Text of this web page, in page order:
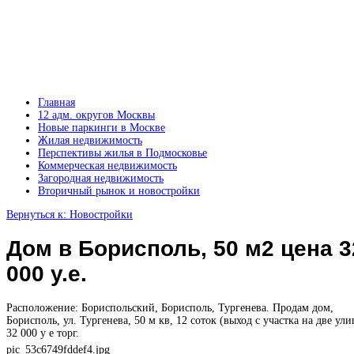
Главная
12 адм. округов Москвы
Новые паркинги в Москве
Жилая недвижимость
Перспективы жилья в Подмосковье
Коммерческая недвижимость
Загородная недвижимость
Вторичный рынок и новостройки
Вернуться к: Новостройки
Дом в Борисполь, 50 м2 цена
000 у.е.
Расположение: Бориспольский, Борисполь, Тургенева. Продам дом,
Борисполь, ул. Тургенева, 50 м кв, 12 соток (выход с участка на две
32 000 у е торг.
pic_53c6749fddef4.jpg